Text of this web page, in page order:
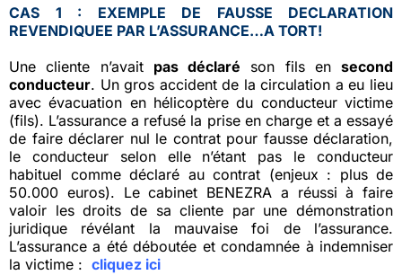
CAS 1 : EXEMPLE DE FAUSSE DECLARATION
REVENDIQUEE PAR L’ASSURANCE…A TORT!
Une cliente n’avait pas déclaré son fils en second
conducteur. Un gros accident de la circulation a eu lieu
avec évacuation en hélicoptère du conducteur victime
(fils). L’assurance a refusé la prise en charge et a essayé
de faire déclarer nul le contrat pour fausse déclaration,
le conducteur selon elle n’étant pas le conducteur
habituel comme déclaré au contrat (enjeux : plus de
50.000 euros). Le cabinet BENEZRA a réussi à faire
valoir les droits de sa cliente par une démonstration
juridique révélant la mauvaise foi de l’assurance.
L’assurance a été déboutée et condamnée à indemniser
la victime : cliquez ici